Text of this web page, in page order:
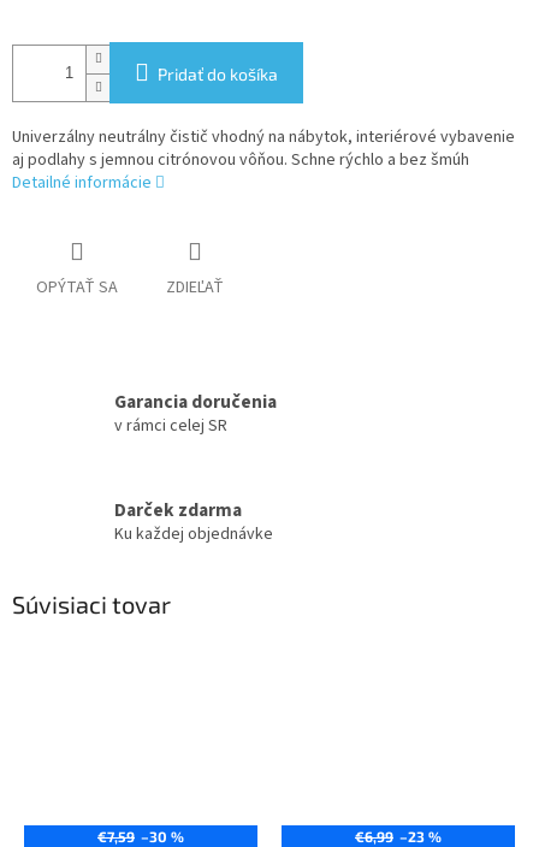
Pridať do košíka
Univerzálny neutrálny čistič vhodný na nábytok, interiérové vybavenie
aj podlahy s jemnou citrónovou vôňou. Schne rýchlo a bez šmúh
Detailné informácie
OPÝTAŤ SA ZDIEĽAŤ
Garancia doručenia
v rámci celej SR
Darček zdarma
Ku každej objednávke
Súvisiaci tovar
€7,59 –30 % €6,99 –23 %